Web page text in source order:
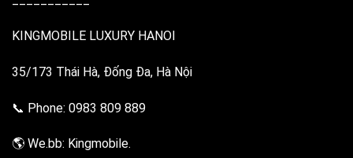
KINGMOBILE LUXURY HANOI
35/173 Thái Hà, Đống Đa, Hà Nội
📞 Phone: 0983 809 889
🌎 We.bb: Kingmobile.